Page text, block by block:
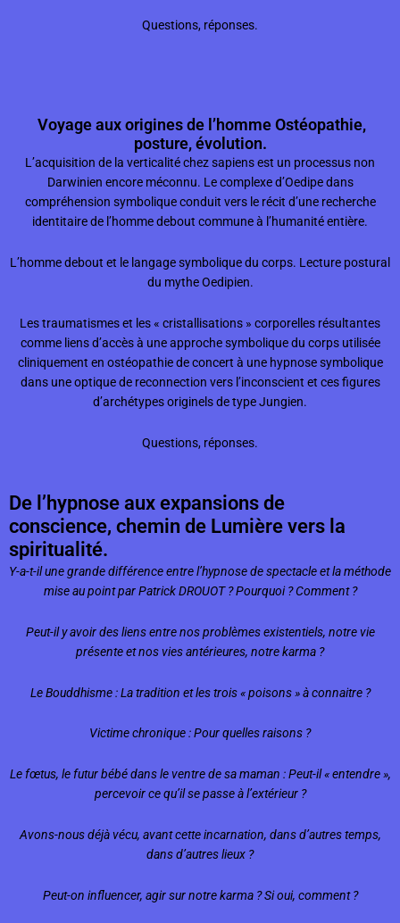
Questions, réponses.
Voyage aux origines de l’homme Ostéopathie,
posture, évolution.
L’acquisition de la verticalité chez sapiens est un processus non
Darwinien encore méconnu. Le complexe d’Oedipe dans
compréhension symbolique conduit vers le récit d’une recherche
identitaire de l’homme debout commune à l’humanité entière.
L’homme debout et le langage symbolique du corps. Lecture postural
du mythe Oedipien.
Les traumatismes et les « cristallisations » corporelles résultantes
comme liens d’accès à une approche symbolique du corps utilisée
cliniquement en ostéopathie de concert à une hypnose symbolique
dans une optique de reconnection vers l’inconscient et ces figures
d’archétypes originels de type Jungien.
Questions, réponses.
De l’hypnose aux expansions de
conscience, chemin de Lumière vers la
spiritualité.
Y-a-t-il une grande différence entre l’hypnose de spectacle et la méthode
mise au point par Patrick DROUOT ? Pourquoi ? Comment ?
Peut-il y avoir des liens entre nos problèmes existentiels, notre vie
présente et nos vies antérieures, notre karma ?
Le Bouddhisme : La tradition et les trois « poisons » à connaitre ?
Victime chronique : Pour quelles raisons ?
Le fœtus, le futur bébé dans le ventre de sa maman : Peut-il « entendre »,
percevoir ce qu’il se passe à l’extérieur ?
Avons-nous déjà vécu, avant cette incarnation, dans d’autres temps,
dans d’autres lieux ?
Peut-on influencer, agir sur notre karma ? Si oui, comment ?